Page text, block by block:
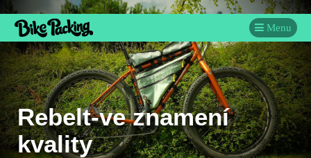
Menu
Rebelt-ve znamení
kvality